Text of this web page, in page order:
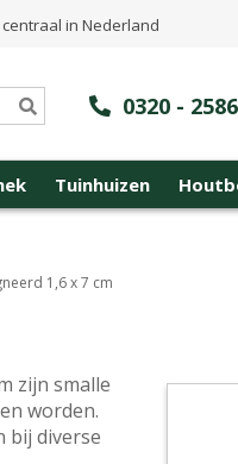
centraal in Nederland
0320 -
Tuinhuizen
1,6 x 7 cm
zijn smalle
worden.
bij diverse